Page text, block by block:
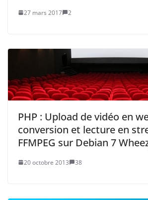
27 mars 2017 2
PHP : Upload de vidéo en
conversion et lecture en
FFMPEG sur Debian 7
20 octobre 2013 38